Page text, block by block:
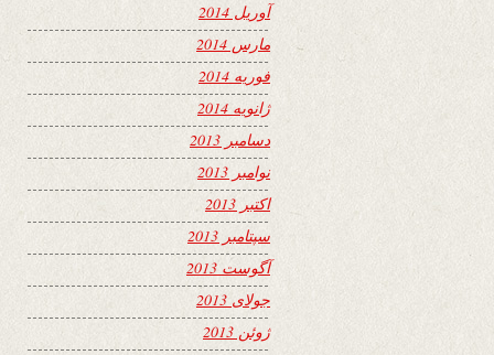
آوریل 2014
مارس 2014
فوریه 2014
ژانویه 2014
دسامبر 2013
نوامبر 2013
اکتبر 2013
سپتامبر 2013
آگوست 2013
جولای 2013
ژوئن 2013